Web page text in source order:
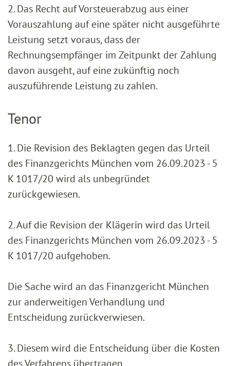
2. Das Recht auf Vorsteuerabzug aus einer
Vorauszahlung auf eine später nicht ausgeführte
Leistung setzt voraus, dass der
Rechnungsempfänger im Zeitpunkt der Zahlung
davon ausgeht, auf eine zukünftig noch
auszuführende Leistung zu zahlen.
Tenor
1. Die Revision des Beklagten gegen das Urteil
des Finanzgerichts München vom 26.09.2023 - 5
K 1017/20 wird als unbegründet
zurückgewiesen.
2. Auf die Revision der Klägerin wird das Urteil
des Finanzgerichts München vom 26.09.2023 - 5
K 1017/20 aufgehoben.
Die Sache wird an das Finanzgericht München
zur anderweitigen Verhandlung und
Entscheidung zurückverwiesen.
3. Diesem wird die Entscheidung über die Kosten
des Verfahrens übertragen.